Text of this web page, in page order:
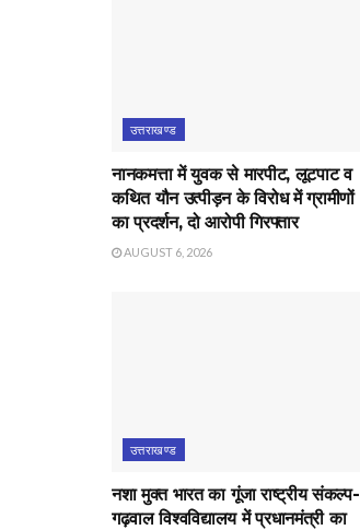
उत्तराखण्ड
नानकमत्ता में युवक से मारपीट, लूटपाट व
कथित यौन उत्पीड़न के विरोध में ग्रामीणों
का प्रदर्शन, दो आरोपी गिरफ्तार
AUGUST 6, 2026
उत्तराखण्ड
नशा मुक्त भारत का गूंजा राष्ट्रीय संकल्प-
गढ़वाल विश्वविद्यालय में प्रधानमंत्री का